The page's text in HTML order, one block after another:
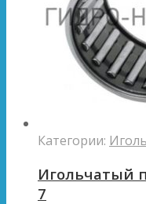
Категории:
Игольчатый
7